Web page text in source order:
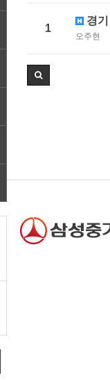
1
경
오주현